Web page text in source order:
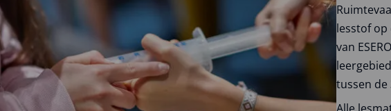
lesstof
van
tussen de
Alle